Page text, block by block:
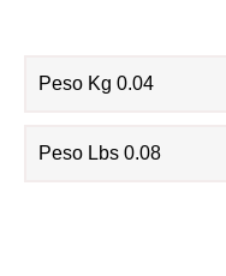
Peso Kg 0.04
Peso Lbs 0.08